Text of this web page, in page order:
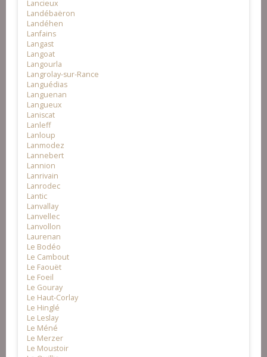
Lancieux
Landébaëron
Landéhen
Lanfains
Langast
Langoat
Langourla
Langrolay-sur-Rance
Languédias
Languenan
Langueux
Laniscat
Lanleff
Lanloup
Lanmodez
Lannebert
Lannion
Lanrivain
Lanrodec
Lantic
Lanvallay
Lanvellec
Lanvollon
Laurenan
Le Bodéo
Le Cambout
Le Faouët
Le Foeil
Le Gouray
Le Haut-Corlay
Le Hinglé
Le Leslay
Le Méné
Le Merzer
Le Moustoir